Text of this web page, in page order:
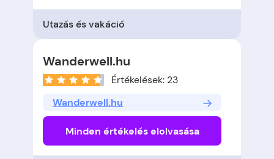
Utazás és vakáció
Wanderwell.hu
Értékelések: 23
Wanderwell.hu
Minden értékelés elolvasása